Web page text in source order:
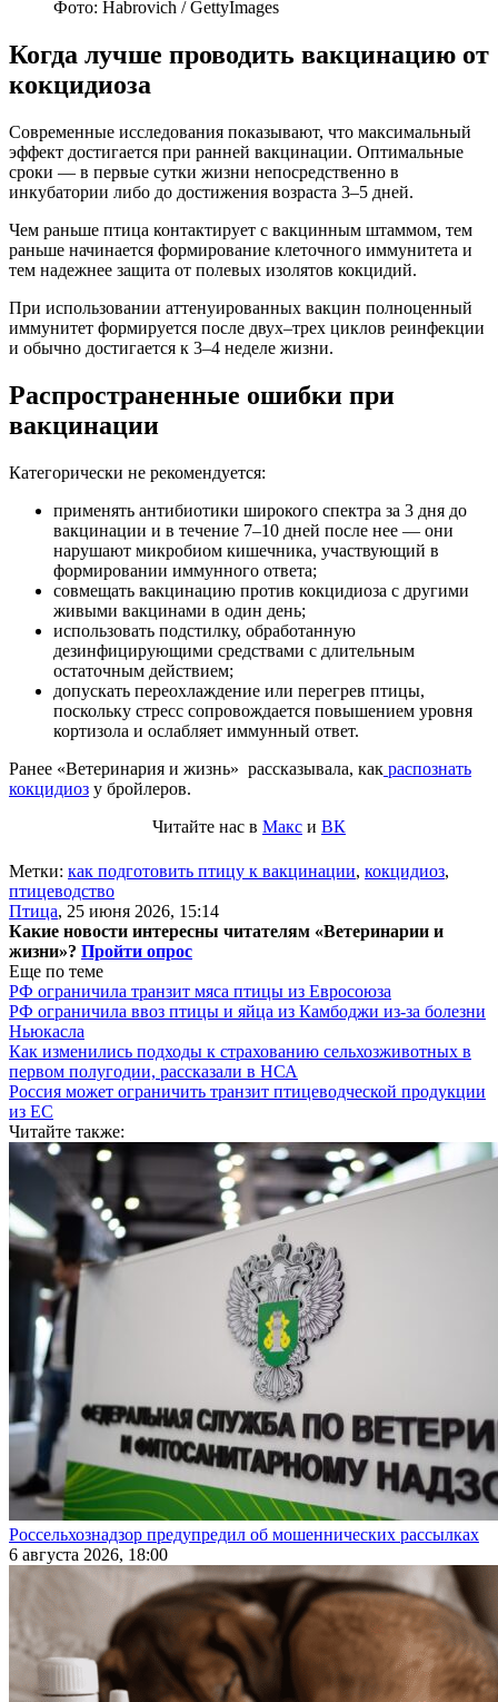
Фото: Habrovich / GettyImages
Когда лучше проводить вакцинацию от
кокцидиоза
Современные исследования показывают, что максимальный
эффект достигается при ранней вакцинации. Оптимальные
сроки — в первые сутки жизни непосредственно в
инкубатории либо до достижения возраста 3–5 дней.
Чем раньше птица контактирует с вакцинным штаммом, тем
раньше начинается формирование клеточного иммунитета и
тем надежнее защита от полевых изолятов кокцидий.
При использовании аттенуированных вакцин полноценный
иммунитет формируется после двух–трех циклов реинфекции
и обычно достигается к 3–4 неделе жизни.
Распространенные ошибки при
вакцинации
Категорически не рекомендуется:
применять антибиотики широкого спектра за 3 дня до
вакцинации и в течение 7–10 дней после нее — они
нарушают микробиом кишечника, участвующий в
формировании иммунного ответа;
совмещать вакцинацию против кокцидиоза с другими
живыми вакцинами в один день;
использовать подстилку, обработанную
дезинфицирующими средствами с длительным
остаточным действием;
допускать переохлаждение или перегрев птицы,
поскольку стресс сопровождается повышением уровня
кортизола и ослабляет иммунный ответ.
Ранее «Ветеринария и жизнь» рассказывала, как распознать
кокцидиоз у бройлеров.
Читайте нас в Макс и ВК
Метки: как подготовить птицу к вакцинации, кокцидиоз,
птицеводство
Птица, 25 июня 2026, 15:14
Какие новости интересны читателям «Ветеринарии и
жизни»? Пройти опрос
Еще по теме
РФ ограничила транзит мяса птицы из Евросоюза
РФ ограничила ввоз птицы и яйца из Камбоджи из-за болезни
Ньюкасла
Как изменились подходы к страхованию сельхозживотных в
первом полугодии, рассказали в НСА
Россия может ограничить транзит птицеводческой продукции
из ЕС
Читайте также:
Россельхознадзор предупредил об мошеннических рассылках
6 августа 2026, 18:00